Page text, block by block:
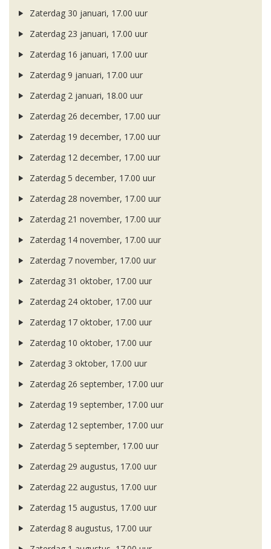
Zaterdag 30 januari, 17.00 uur
Zaterdag 23 januari, 17.00 uur
Zaterdag 16 januari, 17.00 uur
Zaterdag 9 januari, 17.00 uur
Zaterdag 2 januari, 18.00 uur
Zaterdag 26 december, 17.00 uur
Zaterdag 19 december, 17.00 uur
Zaterdag 12 december, 17.00 uur
Zaterdag 5 december, 17.00 uur
Zaterdag 28 november, 17.00 uur
Zaterdag 21 november, 17.00 uur
Zaterdag 14 november, 17.00 uur
Zaterdag 7 november, 17.00 uur
Zaterdag 31 oktober, 17.00 uur
Zaterdag 24 oktober, 17.00 uur
Zaterdag 17 oktober, 17.00 uur
Zaterdag 10 oktober, 17.00 uur
Zaterdag 3 oktober, 17.00 uur
Zaterdag 26 september, 17.00 uur
Zaterdag 19 september, 17.00 uur
Zaterdag 12 september, 17.00 uur
Zaterdag 5 september, 17.00 uur
Zaterdag 29 augustus, 17.00 uur
Zaterdag 22 augustus, 17.00 uur
Zaterdag 15 augustus, 17.00 uur
Zaterdag 8 augustus, 17.00 uur